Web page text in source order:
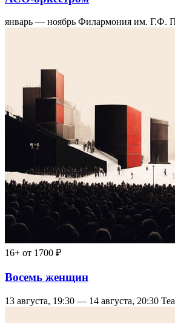
январь — ноябрь Филармония им. Г.Ф.
16+ от 1700 ₽
Восемь женщин
13 августа, 19:30 — 14 августа, 20:30